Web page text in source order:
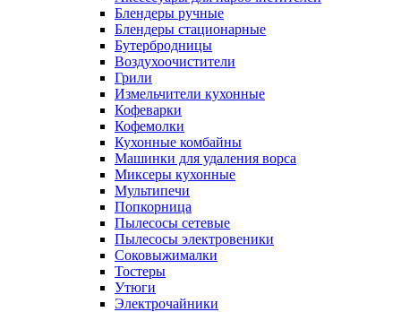
Блендеры ручные
Блендеры стационарные
Бутербродницы
Воздухоочистители
Грили
Измельчители кухонные
Кофеварки
Кофемолки
Кухонные комбайны
Машинки для удаления ворса
Миксеры кухонные
Мультипечи
Попкорница
Пылесосы сетевые
Пылесосы электровеники
Соковыжималки
Тостеры
Утюги
Электрочайники